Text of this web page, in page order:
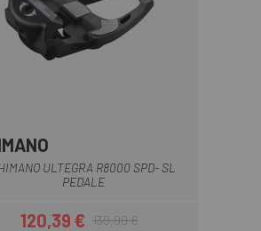
ULTEGRA R8000 SPD- SL
PEDALE
120,39 € 139,99 €